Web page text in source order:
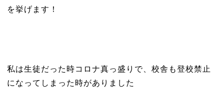
を挙げます！
私は生徒だった時コロナ真っ盛りで、校舎も登校禁止
になってしまった時がありました